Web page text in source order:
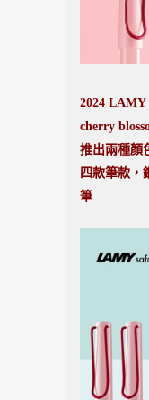
2024 LAMY
cherry
推出兩種顏
四款筆款，
筆